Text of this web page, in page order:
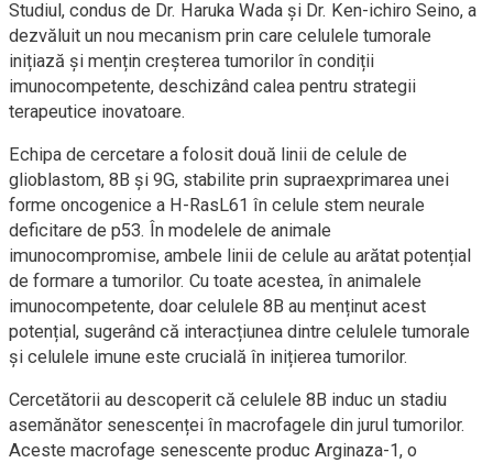
Studiul, condus de Dr. Haruka Wada și Dr. Ken-ichiro Seino, a
dezvăluit un nou mecanism prin care celulele tumorale
inițiază și mențin creșterea tumorilor în condiții
imunocompetente, deschizând calea pentru strategii
terapeutice inovatoare.
Echipa de cercetare a folosit două linii de celule de
glioblastom, 8B și 9G, stabilite prin supraexprimarea unei
forme oncogenice a H-RasL61 în celule stem neurale
deficitare de p53. În modelele de animale
imunocompromise, ambele linii de celule au arătat potențial
de formare a tumorilor. Cu toate acestea, în animalele
imunocompetente, doar celulele 8B au menținut acest
potențial, sugerând că interacțiunea dintre celulele tumorale
și celulele imune este crucială în inițierea tumorilor.
Cercetătorii au descoperit că celulele 8B induc un stadiu
asemănător senescenței în macrofagele din jurul tumorilor.
Aceste macrofage senescente produc Arginaza-1, o